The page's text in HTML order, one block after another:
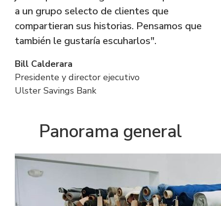
a un grupo selecto de clientes que
compartieran sus historias. Pensamos que
también le gustaría escuharlos".
Bill Calderara
Presidente y director ejecutivo
Ulster Savings Bank
Panorama general